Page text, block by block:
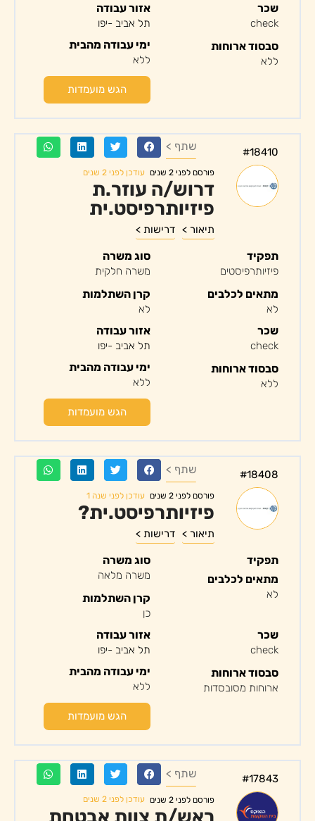
שכר
check
סבסוד ארוחות
ללא
אזור עבודה
תל אביב -יפו
ימי עבודה מהבית
ללא
הגש מועמדות
#18410 שתף >
פורסם לפני 2 שנים עודכן לפני 2 שנים
דרוש/ה עוזר.ת
פיזיותרפיסט.ית
תיאור > דרישות >
תפקיד
פיזיותרפיסטים
מתאים לכלבים
לא
סוג משרה
משרה חלקית
קרן השתלמות
לא
שכר
check
סבסוד ארוחות
ללא
אזור עבודה
תל אביב -יפו
ימי עבודה מהבית
ללא
הגש מועמדות
#18408 שתף >
פורסם לפני 2 שנים עודכן לפני שנה 1
פיזיותרפיסט.ית?
תיאור > דרישות >
תפקיד
מתאים לכלבים
לא
סוג משרה
משרה מלאה
קרן השתלמות
כן
שכר
check
סבסוד ארוחות
ארוחות מסובסדות
אזור עבודה
תל אביב -יפו
ימי עבודה מהבית
ללא
הגש מועמדות
#17843 שתף >
פורסם לפני 2 שנים עודכן לפני 2 שנים